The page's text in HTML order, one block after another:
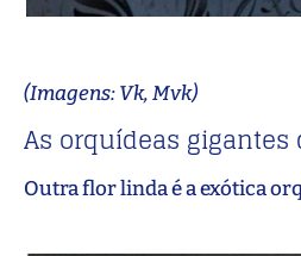
(Imagens: Vk, Mvk)
As orquídeas gigantes
Outra flor linda é a exótica